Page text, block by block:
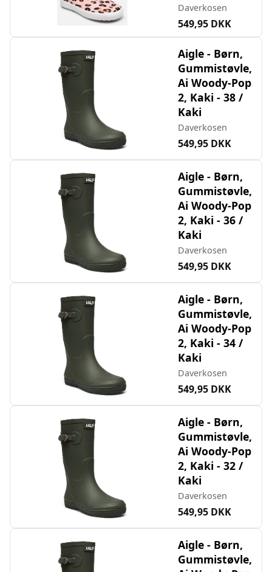
Daverkosen
549,95 DKK
Aigle - Børn,
Gummistøvle,
Ai Woody-Pop
2, Kaki - 38 /
Kaki
Daverkosen
549,95 DKK
Aigle - Børn,
Gummistøvle,
Ai Woody-Pop
2, Kaki - 36 /
Kaki
Daverkosen
549,95 DKK
Aigle - Børn,
Gummistøvle,
Ai Woody-Pop
2, Kaki - 34 /
Kaki
Daverkosen
549,95 DKK
Aigle - Børn,
Gummistøvle,
Ai Woody-Pop
2, Kaki - 32 /
Kaki
Daverkosen
549,95 DKK
Aigle - Børn,
Gummistøvle,